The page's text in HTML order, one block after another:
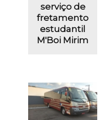
serviço de
fretamento
estudantil
M'Boi Mirim